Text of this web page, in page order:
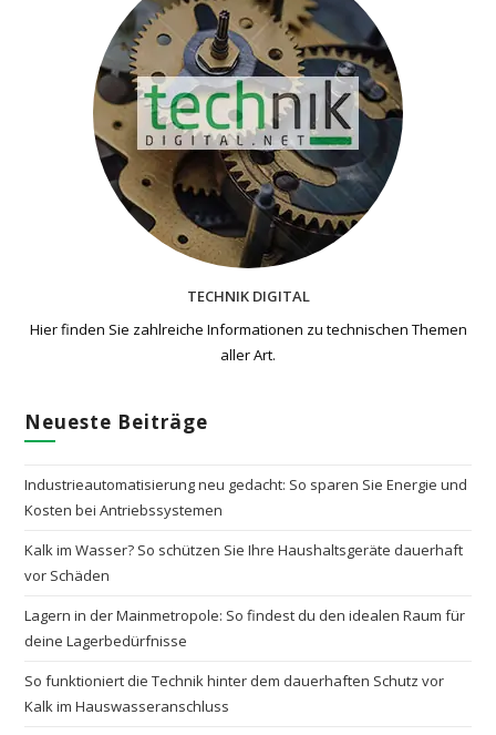
TECHNIK DIGITAL
Hier finden Sie zahlreiche Informationen zu technischen Themen​
aller Art.
Neueste Beiträge
Industrieautomatisierung neu gedacht: So sparen Sie Energie und
Kosten bei Antriebssystemen
Kalk im Wasser? So schützen Sie Ihre Haushaltsgeräte dauerhaft
vor Schäden
Lagern in der Mainmetropole: So findest du den idealen Raum für
deine Lagerbedürfnisse
So funktioniert die Technik hinter dem dauerhaften Schutz vor
Kalk im Hauswasseranschluss